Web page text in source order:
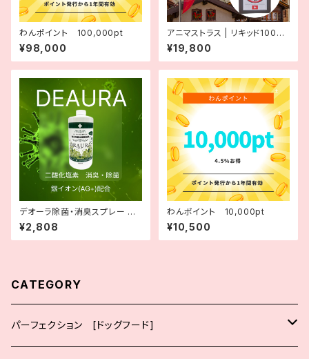
わんポイント 100,000pt
¥98,000
アニマストラス | リキッド1000
ml
¥19,800
デオーラ除菌・消臭スプレー 銀
イオン 銀イオン (Ag+) 詰め替
え 1000ml
¥2,808
わんポイント 10,000pt
¥10,500
CATEGORY
パーフェクション [ドッグフード]